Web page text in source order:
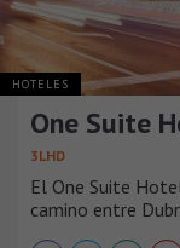
HOTELES
One Suite
3LHD
El One Suite
camino entre